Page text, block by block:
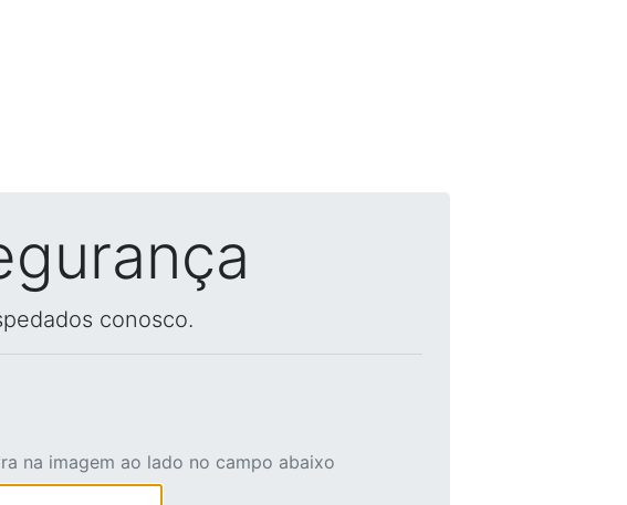
conosco.
na imagem ao lado no campo abaixo